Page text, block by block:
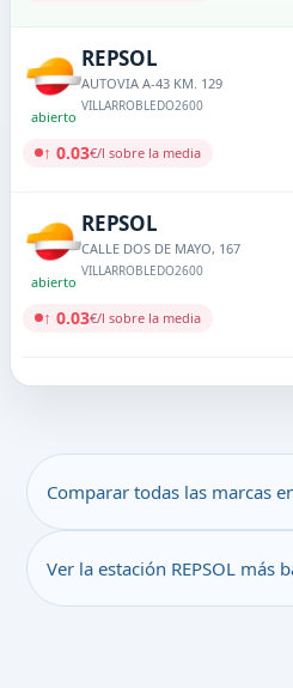
abierto
REPSOL
AUTOVIA A-43 KM. 129
VILLARROBLEDO2600
↑ 0.03€/l sobre la media
abierto
REPSOL
CALLE DOS DE MAYO, 167
VILLARROBLEDO2600
↑ 0.03€/l sobre la media
Comparar todas las marcas
Ver la estación REPSOL más